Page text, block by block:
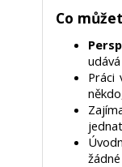
Co
Práci